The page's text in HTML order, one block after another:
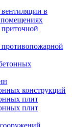
в
приточной
противопожарной
конструкций
плит
плит